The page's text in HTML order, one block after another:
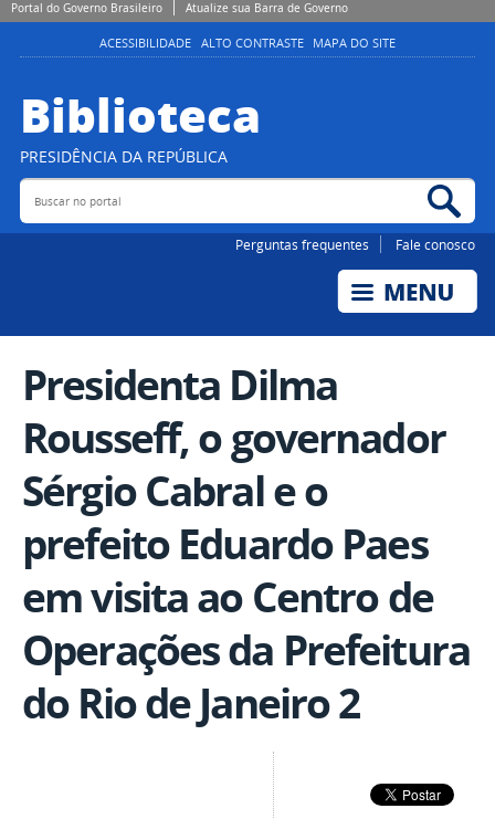
Portal do Governo Brasileiro Atualize sua Barra de Governo
ACESSIBILIDADE ALTO CONTRASTE MAPA DO SITE
Biblioteca
PRESIDÊNCIA DA REPÚBLICA
Buscar no portal
Perguntas frequentes Fale conosco
Presidenta Dilma
Rousseff, o governador
Sérgio Cabral e o
prefeito Eduardo Paes
em visita ao Centro de
Operações da Prefeitura
do Rio de Janeiro 2